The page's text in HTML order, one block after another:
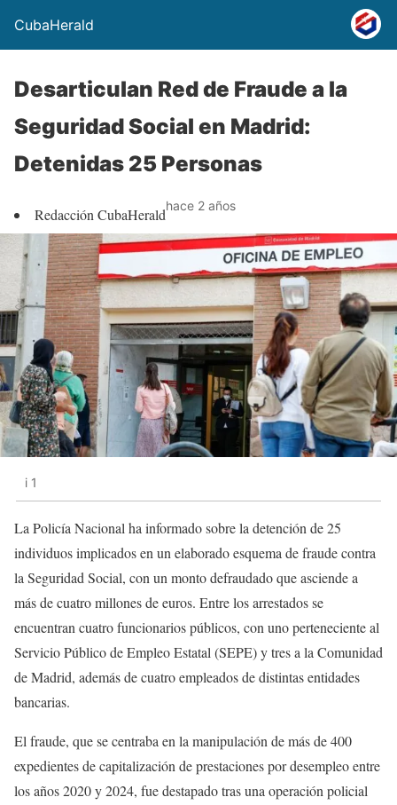
CubaHerald
Desarticulan Red de Fraude a la
Seguridad Social en Madrid:
Detenidas 25 Personas
Redacción CubaHeraldhace 2 años
i 1
La Policía Nacional ha informado sobre la detención de 25
individuos implicados en un elaborado esquema de fraude contra
la Seguridad Social, con un monto defraudado que asciende a
más de cuatro millones de euros. Entre los arrestados se
encuentran cuatro funcionarios públicos, con uno perteneciente al
Servicio Público de Empleo Estatal (SEPE) y tres a la Comunidad
de Madrid, además de cuatro empleados de distintas entidades
bancarias.
El fraude, que se centraba en la manipulación de más de 400
expedientes de capitalización de prestaciones por desempleo entre
los años 2020 y 2024, fue destapado tras una operación policial